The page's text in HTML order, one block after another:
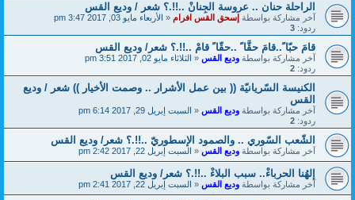
الراحلة حنان .. عروسة الجِنانْ ..!!.؟ شعر / وديع القس
آخر مشاركة بواسطةإسحق القس افرام«الأربعاء مايو 03, 2017 3:47 pm
ردود: 3
قامَ حبّا ً..قامَ حقَّا ً ..حقّا ً قامْ ..!!.؟ شعر/ وديع القس
آخر مشاركة بواسطةوديع القس«الثلاثاء مايو 02, 2017 3:51 pm
ردود: 2
الكنيسة السّريانيّة (( بين عمل الأشرار .. وصمت الأخيار )) شعر / وديع
القس
آخر مشاركة بواسطةوديع القس«السبت إبريل 29, 2017 6:14 pm
ردود: 2
الشّعب السّوري .. والصمود الإسطوريّ ..!!.؟ شعر/ وديع القس
آخر مشاركة بواسطةوديع القس«السبت إبريل 22, 2017 2:42 pm
إلهُنا الحرباءْ.. سبب البلاءْ ..!!.؟ شعر/ وديع القس
آخر مشاركة بواسطةوديع القس«السبت إبريل 22, 2017 2:41 pm